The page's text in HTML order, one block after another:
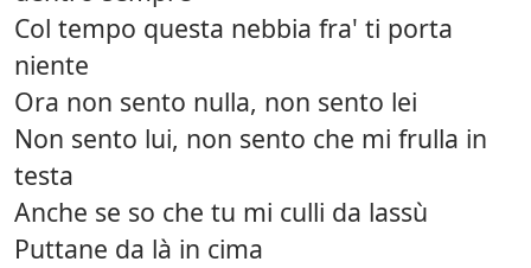
Col tempo questa nebbia fra' ti porta
niente
Ora non sento nulla, non sento lei
Non sento lui, non sento che mi frulla in
testa
Anche se so che tu mi culli da lassù
Puttane da là in cima